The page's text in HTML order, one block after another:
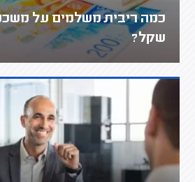
כמה ריבית משלמים על
שקל?